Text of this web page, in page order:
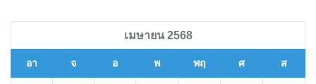
เมษายน 2568
อา จ อ พ พฤ ศ ส